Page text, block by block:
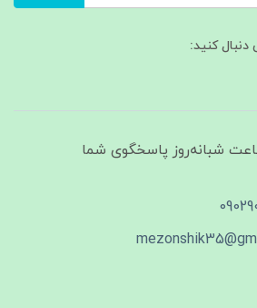
دنبال کنید:
روز هفته ، ۲۴ ساعت شبانه‌روز پاسخگوی شما